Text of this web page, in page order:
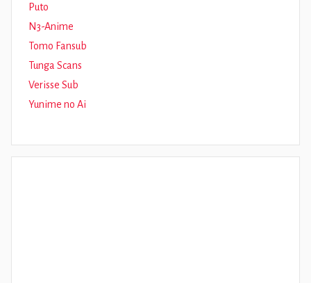
Puto
N3-Anime
Tomo Fansub
Tunga Scans
Verisse Sub
Yunime no Ai